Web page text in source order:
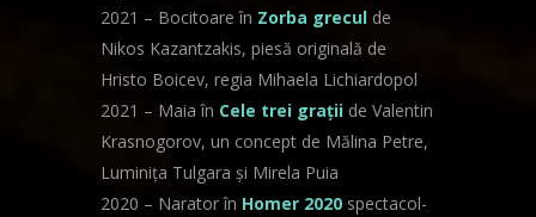
2021 – Bocitoare în Zorba grecul de
Nikos Kazantzakis, piesă originală de
Hristo Boicev, regia Mihaela Lichiardopol
2021 – Maia în Cele trei grații de Valentin
Krasnogorov, un concept de Mălina Petre,
Luminița Tulgara și Mirela Puia
2020 – Narator în Homer 2020 spectacol-